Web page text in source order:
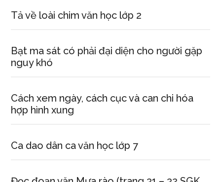
Tả về loài chim văn học lớp 2
Bạt ma sát có phải đại diện cho người gặp
nguy khó
Cách xem ngày, cách cục và can chi hóa
hợp hình xung
Ca dao dân ca văn học lớp 7